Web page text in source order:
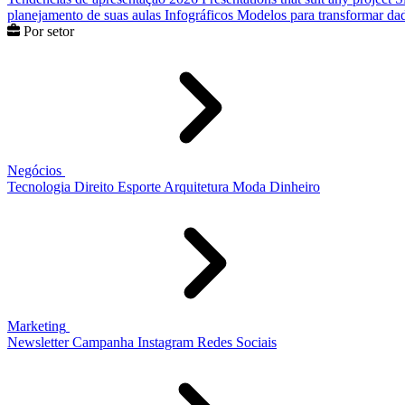
planejamento de suas aulas Infográficos Modelos para transformar
Por setor
Negócios
Tecnologia Direito Esporte Arquitetura Moda Dinheiro
Marketing
Newsletter Campanha Instagram Redes Sociais